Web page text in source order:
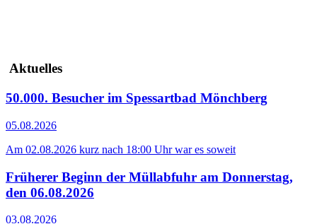
Aktuelles
50.000. Besucher im Spessartbad Mönchberg
05.08.2026
Am 02.08.2026 kurz nach 18:00 Uhr war es soweit
Früherer Beginn der Müllabfuhr am Donnerstag,
den 06.08.2026
03.08.2026